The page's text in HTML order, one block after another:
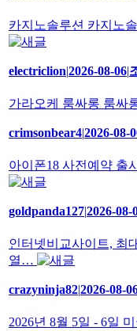
카지노솔루션 카지노
electriclion|2026-08-06|
가라오케 룸싸롱 룸싸
crimsonbear4|2026-08-
아이폰18 사전예약 출
goldpanda127|2026-08-
인터넷비교사이트, 최
열…
crazyninja82|2026-08-
2026년 8월 5일 - 6일